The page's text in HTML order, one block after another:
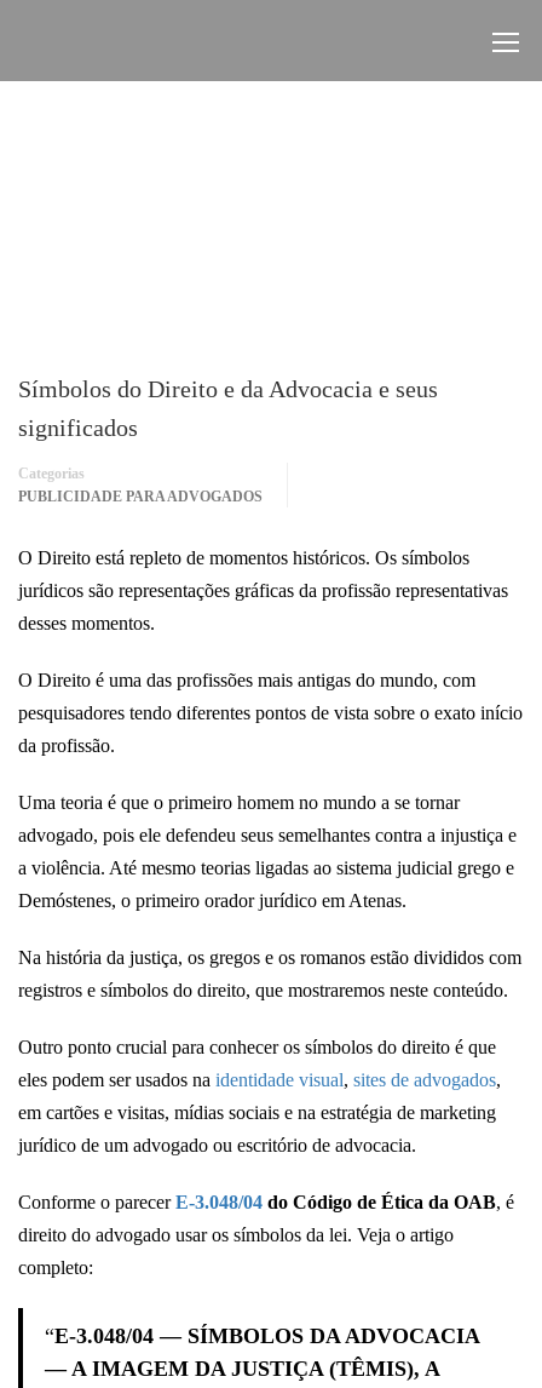
Símbolos do Direito e da Advocacia e seus
significados
Categorias
PUBLICIDADE PARA ADVOGADOS
O Direito está repleto de momentos históricos. Os símbolos
jurídicos são representações gráficas da profissão representativas
desses momentos.
O Direito é uma das profissões mais antigas do mundo, com
pesquisadores tendo diferentes pontos de vista sobre o exato início
da profissão.
Uma teoria é que o primeiro homem no mundo a se tornar
advogado, pois ele defendeu seus semelhantes contra a injustiça e
a violência. Até mesmo teorias ligadas ao sistema judicial grego e
Demóstenes, o primeiro orador jurídico em Atenas.
Na história da justiça, os gregos e os romanos estão divididos com
registros e símbolos do direito, que mostraremos neste conteúdo.
Outro ponto crucial para conhecer os símbolos do direito é que
eles podem ser usados na identidade visual, sites de advogados,
em cartões e visitas, mídias sociais e na estratégia de marketing
jurídico de um advogado ou escritório de advocacia.
Conforme o parecerE-3.048/04 do Código de Ética da OAB, é
direito do advogado usar os símbolos da lei. Veja o artigo
completo:
“E-3.048/04 — SÍMBOLOS DA ADVOCACIA
— A IMAGEM DA JUSTIÇA (TÊMIS), A